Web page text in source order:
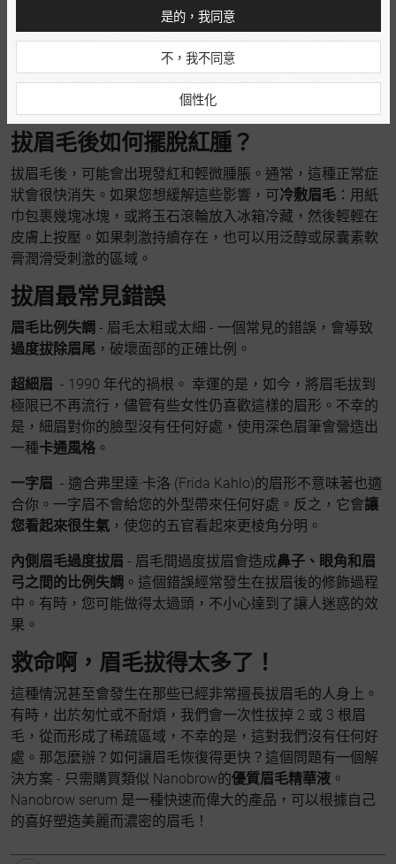
因為它是最不痛苦且速度極快的脫毛方法，因此受很多人的
歡迎。只需一次即可快速拔除再生毛髮。但不建議在家中使
用這個方法，因為它需要正確的設備、準備和技術知識。眉
蠟必須具有合適的溫度和稠度才能拔出毛髮。不幸的是，沒
有技巧和經驗，使用眉蠟很容易灼傷眼睛周圍嬌嫩的皮膚。
拔眉毛後如何擺脫紅腫？
拔眉毛後，可能會出現發紅和輕微腫脹。通常，這種正常症
狀會很快消失。如果您想緩解這些影響，可冷敷眉毛 ：用紙
巾包裹幾塊冰塊，或將玉石滾輪放入冰箱冷藏，然後輕輕在
皮膚上按壓。如果刺激持續存在，也可以用泛醇或尿囊素軟
膏潤滑受刺激的區域。
拔眉最常見錯誤
眉毛比例失調 - 眉毛太粗或太細 - 一個常見的錯誤，會導致
過度拔除眉尾 ，破壞面部的正確比例。
超細眉 - 1990 年代的禍根。 幸運的是，如今，將眉毛拔到
極限已不再流行，儘管有些女性仍喜歡這樣的眉形。不幸的
是，細眉對你的臉型沒有任何好處，使用深色眉筆會營造出
一種卡通風格 。
一字眉 - 適合弗里達·卡洛 (Frida Kahlo)的眉形不意味著也適
合你。一字眉不會給您的外型帶來任何好處。反之，它會讓
您看起來很生氣 ，使您的五官看起來更棱角分明。
內側眉毛過度拔眉 - 眉毛間過度拔眉會造成鼻子、眼角和眉
弓之間的比例失調 。這個錯誤經常發生在拔眉後的修飾過程
中。有時，您可能做得太過頭，不小心達到了讓人迷惑的效
果。
救命啊，眉毛拔得太多了！
這種情況甚至會發生在那些已經非常擅長拔眉毛的人身上。
有時，出於匆忙或不耐煩，我們會一次性拔掉 2 或 3 根眉
毛，從而形成了稀疏區域，不幸的是，這對我們沒有任何好
處。那怎麼辦？如何讓眉毛恢復得更快？這個問題有一個解
決方案 - 只需購買類似 Nanobrow的優質眉毛精華液 。
Nanobrow serum 是一種快速而偉大的產品，可以根據自己
的喜好塑造美麗而濃密的眉毛！
是的，我同意
不，我不同意
個性化